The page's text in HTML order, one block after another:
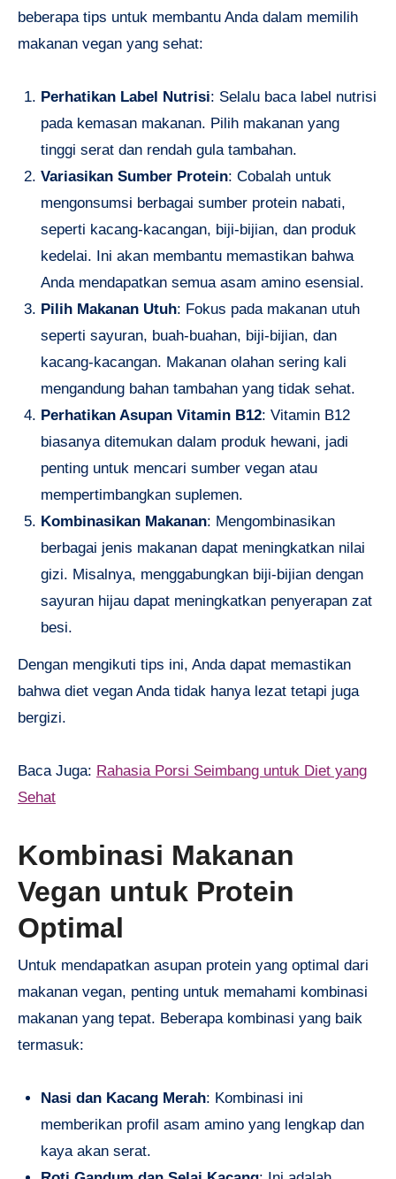
beberapa tips untuk membantu Anda dalam memilih
makanan vegan yang sehat:
Perhatikan Label Nutrisi: Selalu baca label nutrisi
pada kemasan makanan. Pilih makanan yang
tinggi serat dan rendah gula tambahan.
Variasikan Sumber Protein: Cobalah untuk
mengonsumsi berbagai sumber protein nabati,
seperti kacang-kacangan, biji-bijian, dan produk
kedelai. Ini akan membantu memastikan bahwa
Anda mendapatkan semua asam amino esensial.
Pilih Makanan Utuh: Fokus pada makanan utuh
seperti sayuran, buah-buahan, biji-bijian, dan
kacang-kacangan. Makanan olahan sering kali
mengandung bahan tambahan yang tidak sehat.
Perhatikan Asupan Vitamin B12: Vitamin B12
biasanya ditemukan dalam produk hewani, jadi
penting untuk mencari sumber vegan atau
mempertimbangkan suplemen.
Kombinasikan Makanan: Mengombinasikan
berbagai jenis makanan dapat meningkatkan nilai
gizi. Misalnya, menggabungkan biji-bijian dengan
sayuran hijau dapat meningkatkan penyerapan zat
besi.
Dengan mengikuti tips ini, Anda dapat memastikan
bahwa diet vegan Anda tidak hanya lezat tetapi juga
bergizi.
Baca Juga: Rahasia Porsi Seimbang untuk Diet yang
Sehat
Kombinasi Makanan
Vegan untuk Protein
Optimal
Untuk mendapatkan asupan protein yang optimal dari
makanan vegan, penting untuk memahami kombinasi
makanan yang tepat. Beberapa kombinasi yang baik
termasuk:
Nasi dan Kacang Merah: Kombinasi ini
memberikan profil asam amino yang lengkap dan
kaya akan serat.